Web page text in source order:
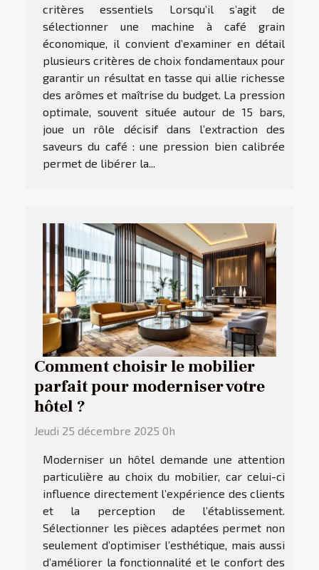
critères essentiels Lorsqu’il s’agit de
sélectionner une machine à café grain
économique, il convient d’examiner en détail
plusieurs critères de choix fondamentaux pour
garantir un résultat en tasse qui allie richesse
des arômes et maîtrise du budget. La pression
optimale, souvent située autour de 15 bars,
joue un rôle décisif dans l’extraction des
saveurs du café : une pression bien calibrée
permet de libérer la...
Comment choisir le mobilier
parfait pour moderniser votre
hôtel ?
Jeudi 25 décembre 2025 0h
Moderniser un hôtel demande une attention
particulière au choix du mobilier, car celui-ci
influence directement l’expérience des clients
et la perception de l’établissement.
Sélectionner les pièces adaptées permet non
seulement d’optimiser l’esthétique, mais aussi
d’améliorer la fonctionnalité et le confort des